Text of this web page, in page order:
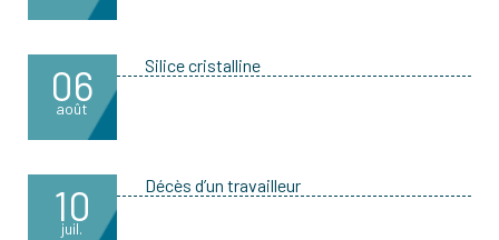
06
août
Silice cristalline
10
juil.
Décès d’un travailleur